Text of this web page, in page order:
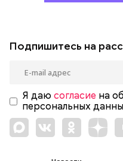
Подпишитесь на
Я даю согласие на
персональных